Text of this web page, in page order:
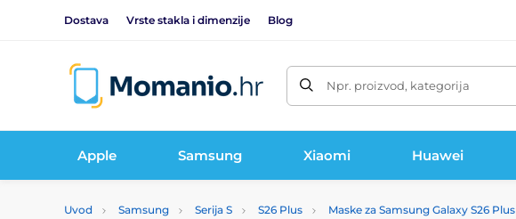
Dostava Vrste stakla i dimenzije Blog
Npr. proizvod, kategorija
Apple Samsung Xiaomi Huawei
Uvod Samsung Serija S S26 Plus Maske za Samsung Galaxy S26 Plus